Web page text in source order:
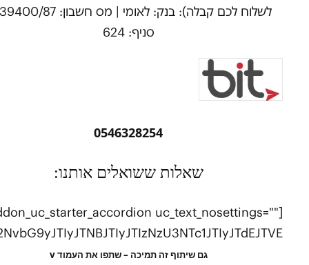
לשלוח לכם קבלה): בנק: לאומי | מס חשבון: 239400/87
סניף: 624
0546328254
שאלות ששואלים אותנו:
גם שיתוף זה תמיכה – שתפו את העמוד v